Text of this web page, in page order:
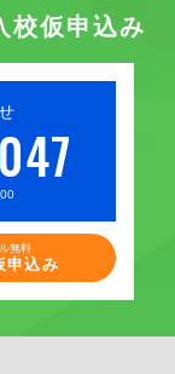
校仮申込み
無料
申込み